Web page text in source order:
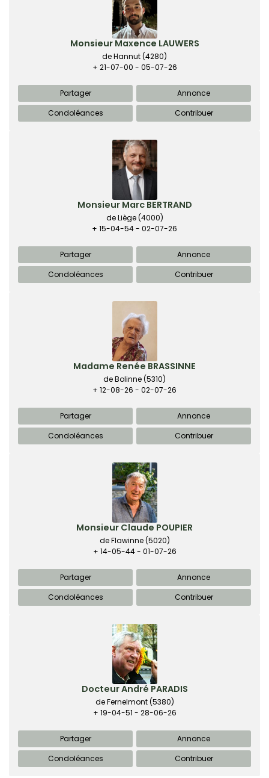
Monsieur Maxence LAUWERS
de Hannut(4280)
+ 21-07-00 - 05-07-26
Partager
Annonce
Condoléances
Contribuer
Monsieur Marc BERTRAND
de Liège(4000)
+ 15-04-54 - 02-07-26
Partager
Annonce
Condoléances
Contribuer
Madame Renée BRASSINNE
de Bolinne(5310)
+ 12-08-26 - 02-07-26
Partager
Annonce
Condoléances
Contribuer
Monsieur Claude POUPIER
de Flawinne(5020)
+ 14-05-44 - 01-07-26
Partager
Annonce
Condoléances
Contribuer
Docteur André PARADIS
de Fernelmont(5380)
+ 19-04-51 - 28-06-26
Partager
Annonce
Condoléances
Contribuer